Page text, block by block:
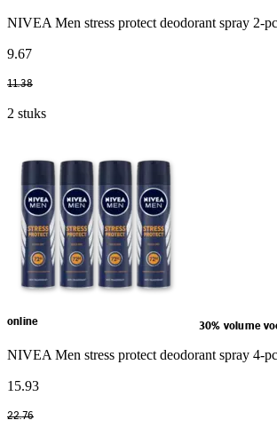
NIVEA Men stress protect deodorant spray 2-
9.67
11.38
2 stuks
online 30% volume
NIVEA Men stress protect deodorant spray 4-
15.93
22.76